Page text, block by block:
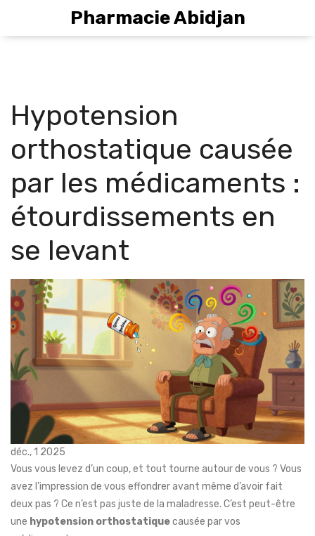
Pharmacie Abidjan
Hypotension
orthostatique causée
par les médicaments :
étourdissements en
se levant
déc., 1 2025
Vous vous levez d’un coup, et tout tourne autour de vous ? Vous
avez l’impression de vous effondrer avant même d’avoir fait
deux pas ? Ce n’est pas juste de la maladresse. C’est peut-être
une hypotension orthostatiquecausée par vos